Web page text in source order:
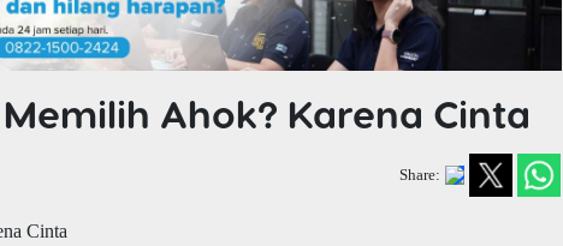
Ahok? Karena Cinta
Share: